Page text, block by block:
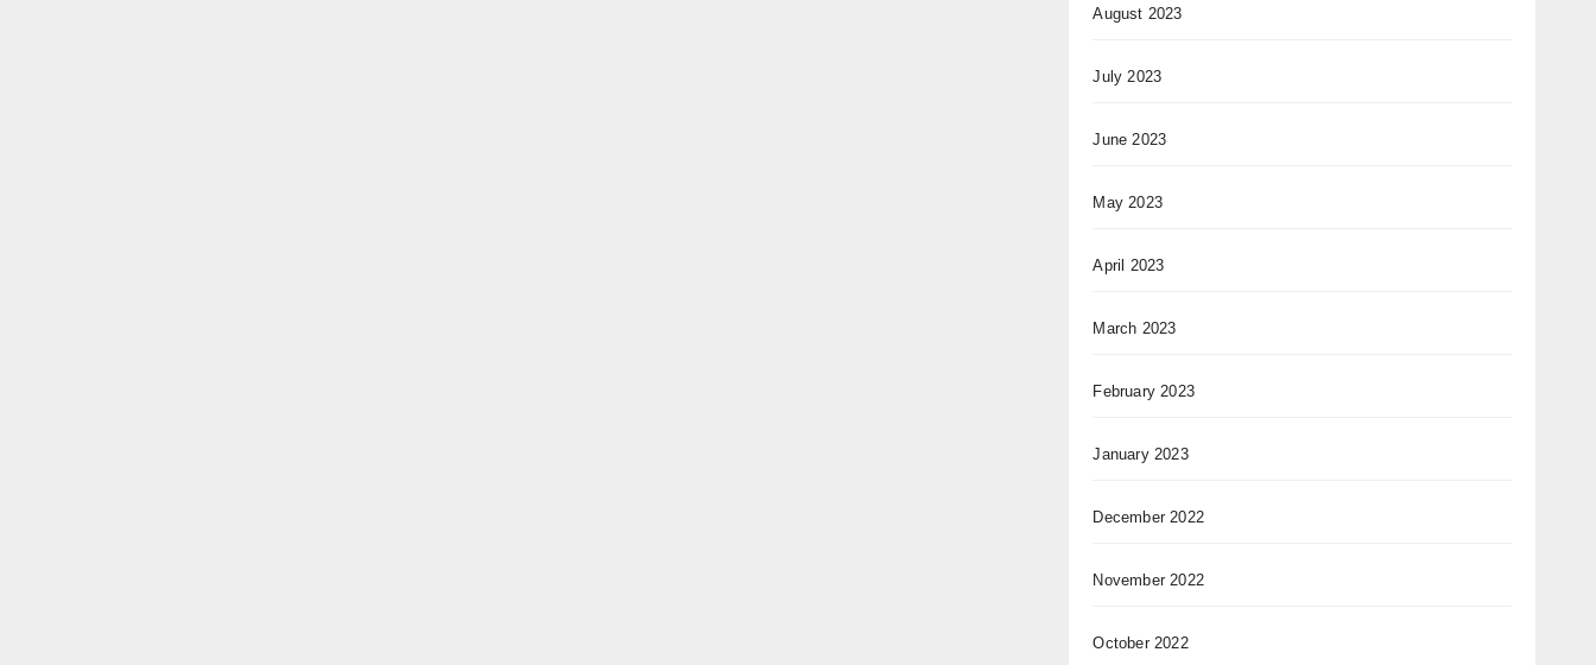
August 2023
July 2023
June 2023
May 2023
April 2023
March 2023
February 2023
January 2023
December 2022
November 2022
October 2022